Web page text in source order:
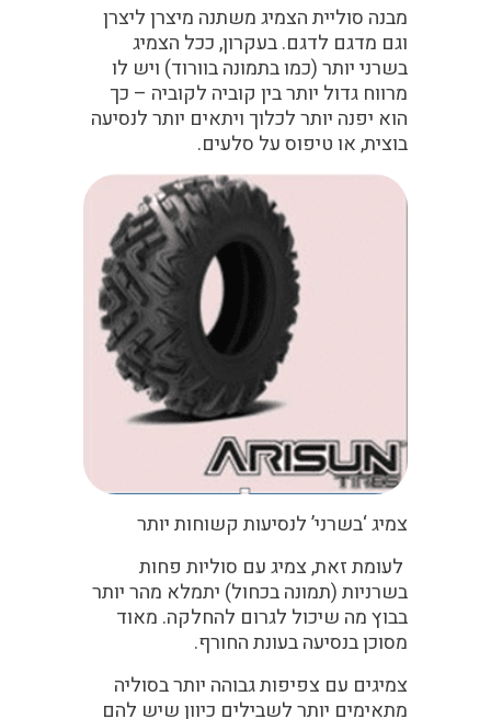
מבנה סוליית הצמיג משתנה מיצרן ליצרן
וגם מדגם לדגם. בעקרון, ככל הצמיג
בשרני יותר (כמו בתמונה בוורוד) ויש לו
מרווח גדול יותר בין קוביה לקוביה – כך
הוא יפנה יותר לכלוך ויתאים יותר לנסיעה
בוצית, או טיפוס על סלעים.
צמיג ‘בשרני’ לנסיעות קשוחות יותר
לעומת זאת, צמיג עם סוליות פחות
בשרניות (תמונה בכחול) יתמלא מהר יותר
בבוץ מה שיכול לגרום להחלקה. מאוד
מסוכן בנסיעה בעונת החורף.
צמיגים עם צפיפות גבוהה יותר בסוליה
מתאימים יותר לשבילים כיוון שיש להם